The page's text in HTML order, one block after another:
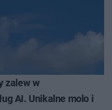
zalew w
AI. Unikalne molo i